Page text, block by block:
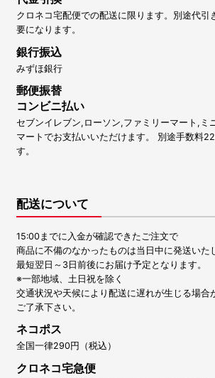
クロネコ宅配便での配送に限ります。別途代引
要になります。
銀行振込
みずほ銀行
郵便振替
コンビニ払い
セブンイレブン,ローソン,ファミリーマート,ミ
マートでお支払いいただけます。 別途手数料
す。
配送について
15:00までに入金が確認できたご注文で
商品に不備のなかったものは当日中に発送いた
最短翌日～3日前後にお届け予定となります。
※一部地域、土日祝を除く
交通状況や天候により配送に遅れが生じる場合
ご了承下さい。
ネコポス
全国一律290円（税込）
クロネコ宅急便